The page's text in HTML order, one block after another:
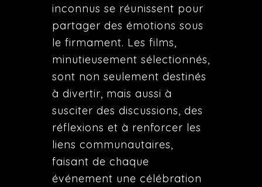
inconnus se réunissent pour
partager des émotions sous
le firmament. Les films,
minutieusement sélectionnés,
sont non seulement destinés
à divertir, mais aussi à
susciter des discussions, des
réflexions et à renforcer les
liens communautaires,
faisant de chaque
événement une célébration